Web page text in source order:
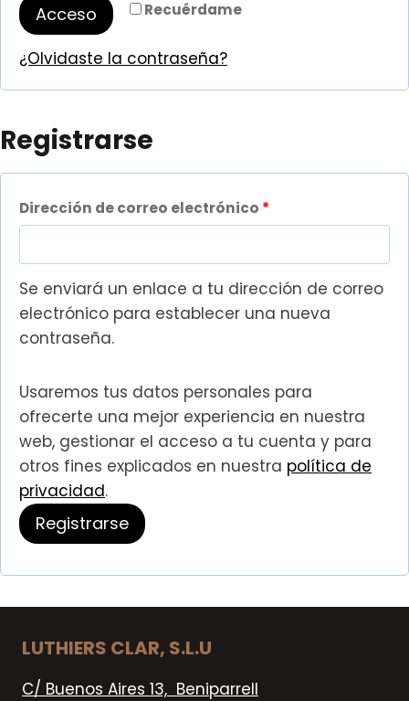
o
g
a
o
i
Recuérdame
Acceso
¿Olvidaste la contraseña?
Registrarse
Dirección de correo electrónico *
i
o
r
Se enviará un enlace a tu dirección de correo
electrónico para establecer una nueva
contraseña.
Usaremos tus datos personales para
ofrecerte una mejor experiencia en nuestra
web, gestionar el acceso a tu cuenta y para
otros fines explicados en nuestra política de
privacidad.
Registrarse
LUTHIERS CLAR, S.L.U
C/ Buenos Aires 13, Beniparrell